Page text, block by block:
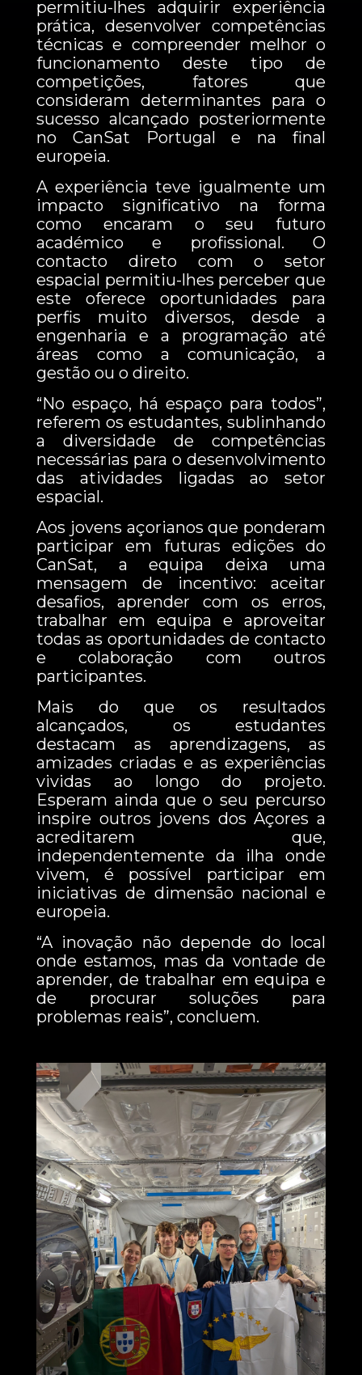
permitiu-lhes adquirir experiência
prática, desenvolver competências
técnicas e compreender melhor o
funcionamento deste tipo de
competições, fatores que
consideram determinantes para o
sucesso alcançado posteriormente
no CanSat Portugal e na final
europeia.
A experiência teve igualmente um
impacto significativo na forma
como encaram o seu futuro
académico e profissional. O
contacto direto com o setor
espacial permitiu-lhes perceber que
este oferece oportunidades para
perfis muito diversos, desde a
engenharia e a programação até
áreas como a comunicação, a
gestão ou o direito.
“No espaço, há espaço para todos”,
referem os estudantes, sublinhando
a diversidade de competências
necessárias para o desenvolvimento
das atividades ligadas ao setor
espacial.
Aos jovens açorianos que ponderam
participar em futuras edições do
CanSat, a equipa deixa uma
mensagem de incentivo: aceitar
desafios, aprender com os erros,
trabalhar em equipa e aproveitar
todas as oportunidades de contacto
e colaboração com outros
participantes.
Mais do que os resultados
alcançados, os estudantes
destacam as aprendizagens, as
amizades criadas e as experiências
vividas ao longo do projeto.
Esperam ainda que o seu percurso
inspire outros jovens dos Açores a
acreditarem que,
independentemente da ilha onde
vivem, é possível participar em
iniciativas de dimensão nacional e
europeia.
“A inovação não depende do local
onde estamos, mas da vontade de
aprender, de trabalhar em equipa e
de procurar soluções para
problemas reais”, concluem.